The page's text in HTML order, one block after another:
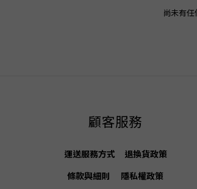
尚未有
顧客服務
運送服務方式 退換貨政策
條款與細則
隱私權政策